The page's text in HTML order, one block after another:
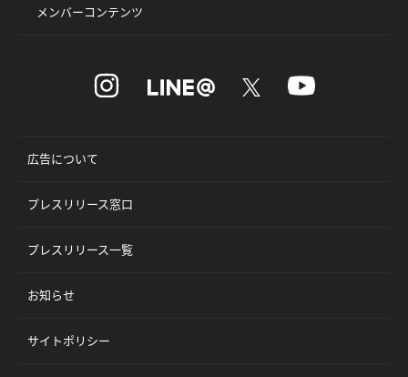
メンバーコンテンツ
広告について
プレスリリース窓口
プレスリリース一覧
お知らせ
サイトポリシー